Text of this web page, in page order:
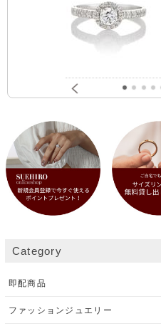
Category
即配商品
ファッションジュエリー